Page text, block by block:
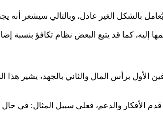
بالشكل الغير عادل، وبالتالي سيشعر
إليه، كما قد يتبع البعض نظام تكافؤ بنسبة